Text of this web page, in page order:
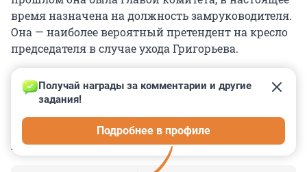
время назначена на должность замруководителя.
Она — наиболее вероятный претендент на кресло
председателя в случае ухода Григорьева.
КОММЕНТАРИИ 41
Получай награды за комментарии и другие
задания!
Подробнее в профиле